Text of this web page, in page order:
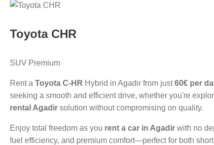
Toyota CHR
SUV Premium
Rent a Toyota C-HR Hybrid in Agadir from just60€ per
seeking a smooth and efficient drive, whether you're
rental Agadir solution without compromising on quality.
Enjoy total freedom as you rent a car in Agadir with no
fuel efficiency, and premium comfort—perfect for both